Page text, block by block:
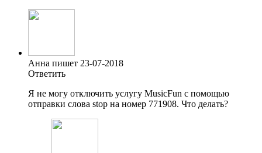
Анна пишет 23-07-2018
Ответить
Я не могу отключить услугу MusicFun с помощью
отправки слова stop на номер 771908. Что делать?